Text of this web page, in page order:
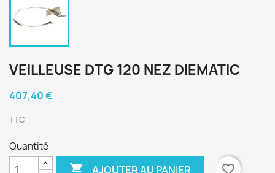
VEILLEUSE DTG 120 NEZ DIEMATIC
407,40 €
TTC
Quantité
 AJOUTER AU PANIER
favorite_border